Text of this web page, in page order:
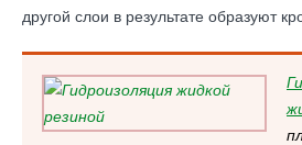
другой слои в результате образуют